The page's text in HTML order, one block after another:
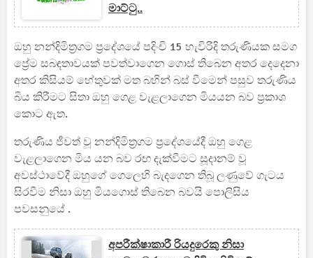
මාට්ටු..
ඔහු නන්දිමිත්‍රගම ප්‍රදේශයේ පදිංචි 15 හැවිරිදි තරුණියක සමග
ප්‍රේම සබඳතාවයක් පවත්වාගෙන ගොස් තිබෙන අතර දෙදෙනා
අතර කිසියම් හේතුවක් මත බහින් බස් වීමෙන් පසුව තරුණිය
බිය කිරීමට සිතා ඔහු ගෙළ වැළලාගෙන මියයන බව ප්‍රකාශ
කොට ඇත.
තරුණිය ජීවත් වූ නන්දිමිත්‍රගම ප්‍රදේශයේදී ඔහු ගෙළ
වැළලාගෙන මිය යන බව රඟ දැක්වීමට සූදානම් වූ
අවස්ථාවේදී ඔහුගේ ගෙලෙහි බැදගෙන තිබූ ලණුවේ ගැටය
සිරවීම නිසා ඔහු මියගොස් තිබෙන බවයි පොලිසිය
පවසනුයේ .
අපරීක්ෂාකාරී රියදුරෙකු නිසා